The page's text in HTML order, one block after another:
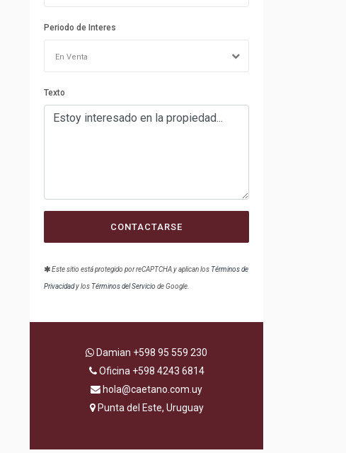
Periodo de Interes
En Venta
Texto
CONTACTARSE
Este sitio está protegido por reCAPTCHA y aplican los Términos de
Privacidady los Términos del Servicio de Google.
Damian +598 95 559 230
Oficina +598 4243 6814
hola@caetano.com.uy
Punta del Este, Uruguay